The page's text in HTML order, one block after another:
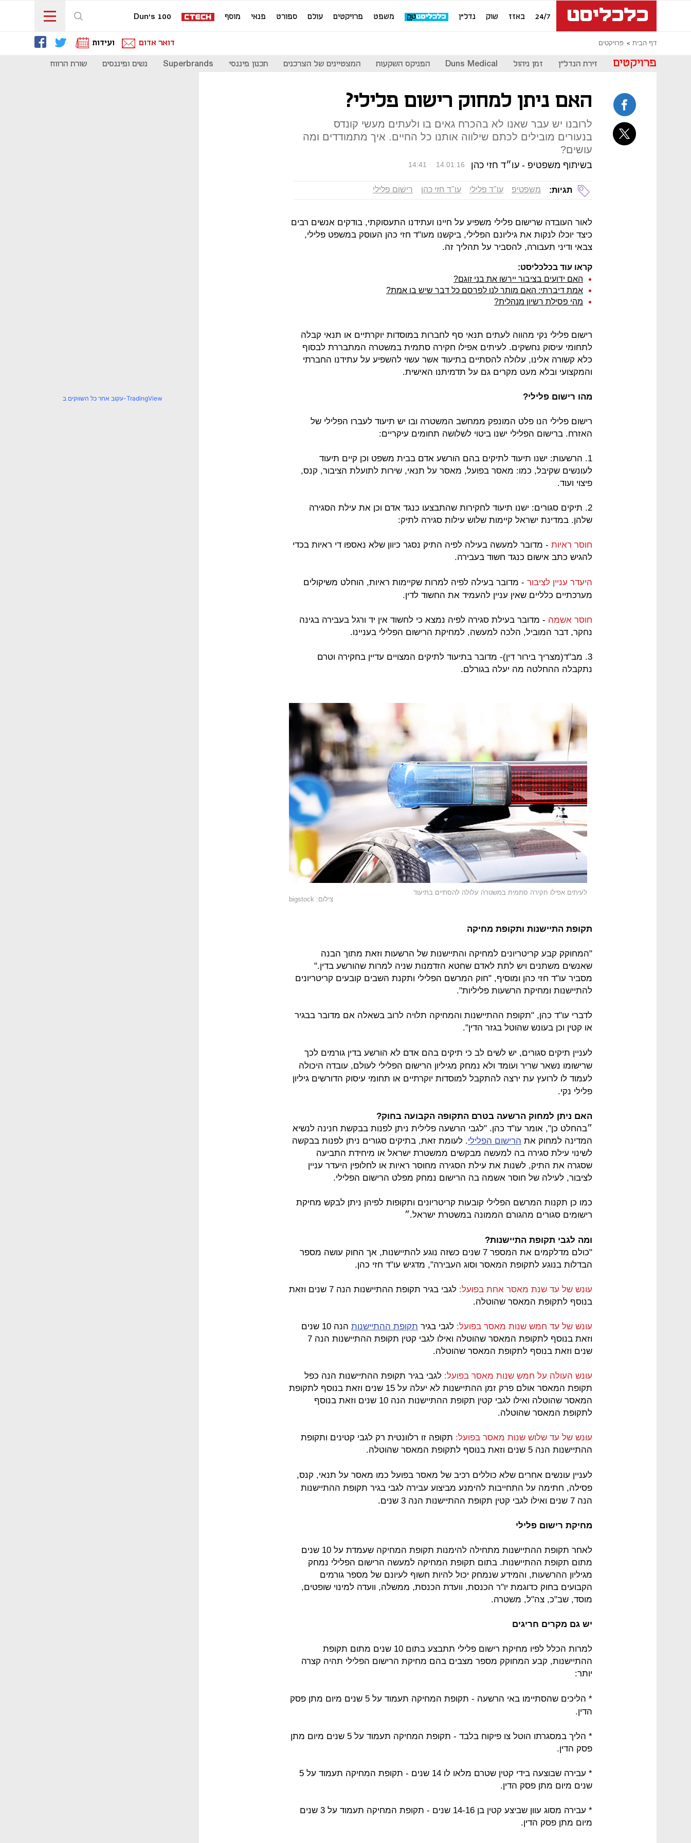
24/7 באזז שוק נדל"ן משפט פרויקטים עולם ספורט פנאי מוסף Dun's 100
דף הבית פרויקטים דואר אדום ועידות
פרויקטים זירת הנדל"ן זמן ניהול Duns Medical הפניקס השקעות המצטיינים של הצרכנים תכנון פיננסי Superbrands נשים ופיננסים שורת הרווח
האם ניתן למחוק רישום פלילי?
לרובנו יש עבר שאנו לא בהכרח גאים בו ולעתים מעשי קונדס
בנעורים מובילים לכתם שילווה אותנו כל החיים. איך מתמודדים ומה
עושים?
בשיתוף משפטיפ - עו״ד חזי כהן 14:41 14.01.16
תגיות: משפטיפ עו"ד פלילי​ ​עו"ד חזי כהן​ ​רישום פלילי
לאור העובדה שרישום פלילי משפיע על חיינו ועתידנו התעסוקתי, בודקים אנשים רבים
כיצד יוכלו לנקות את גיליונם הפלילי, ביקשנו מעו"ד חזי כהן העוסק במשפט פלילי,
צבאי ודיני תעבורה, להסביר על תהליך זה.
קראו עוד בכלכליסט:
האם ידועים בציבור יירשו את בני זוגם?
אמת דיברתי: האם מותר לנו לפרסם כל דבר שיש בו אמת?
מהי פסילת רשיון מנהלית?
רישום פלילי נקי מהווה לעתים תנאי סף לחברות במוסדות יוקרתיים או תנאי קבלה
לתחומי עיסוק נחשקים. לעיתים אפילו חקירה סתמית במשטרה המתבררת לבסוף
כלא קשורה אלינו, עלולה להסתיים בתיעוד אשר עשוי להשפיע על עתידנו החברתי
והמקצועי ובלא מעט מקרים גם על תדמיתנו האישית.
מהו רישום פלילי?
רישום פלילי הנו פלט המונפק ממחשב המשטרה ובו יש תיעוד לעברו הפלילי של
האזרח. ברישום הפלילי ישנו ביטוי לשלושה תחומים עיקריים:
1. הרשעות: ישנו תיעוד לתיקים בהם הורשע אדם בבית משפט וכן קיים תיעוד
לעונשים שקיבל, כמו: מאסר בפועל, מאסר על תנאי, שירות לתועלת הציבור, קנס,
פיצוי ועוד.
2. תיקים סגורים: ישנו תיעוד לחקירות שהתבצעו כנגד אדם וכן את עילת הסגירה
שלהן. במדינת ישראל קיימות שלוש עילות סגירה לתיק:
חוסר ראיות - מדובר למעשה בעילה לפיה התיק נסגר כיוון שלא נאספו די ראיות בכדי
להגיש כתב אישום כנגד חשוד בעבירה.
היעדר עניין לציבור - מדובר בעילה לפיה למרות שקיימות ראיות, הוחלט משיקולים
מערכתיים כלליים שאין עניין להעמיד את החשוד לדין.
חוסר אשמה - מדובר בעילת סגירה לפיה נמצא כי לחשוד אין יד ורגל בעבירה בגינה
נחקר, דבר המוביל, הלכה למעשה, למחיקת הרישום הפלילי בעניינו.
3. מב"ד(מצריך בירור דין)- מדובר בתיעוד לתיקים המצויים עדיין בחקירה וטרם
נתקבלה ההחלטה מה יעלה בגורלם.
לעיתים אפילו חקירה סתמית במשטרה עלולה להסתיים בתיעוד
צילום: bigstock
תקופת התיישנות ותקופת מחיקה
"המחוקק קבע קריטריונים למחיקה והתיישנות של הרשעות וזאת מתוך הבנה
שאנשים משתנים ויש לתת לאדם שחטא הזדמנות שניה למרות שהורשע בדין."
מסביר עו"ד חזי כהן ומוסיף, "חוק המרשם הפלילי ותקנת השבים קובעים קריטריונים
להתיישנות ומחיקת הרשעות פליליות".
לדברי עו"ד כהן, "תקופת ההתיישנות והמחיקה תלויה לרוב בשאלה אם מדובר בבגיר
או קטין וכן בעונש שהוטל בגזר הדין".
לעניין תיקים סגורים, יש לשים לב כי תיקים בהם אדם לא הורשע בדין גורמים לכך
שרישומו נשאר שריר ועומד ולא נמחק מגיליון הרישום הפלילי לעולם, עובדה היכולה
לעמוד לו לרועץ עת ירצה להתקבל למוסדות יוקרתיים או תחומי עיסוק הדורשים גיליון
פלילי נקי.
האם ניתן למחוק הרשעה בטרם התקופה הקבועה בחוק?
״בהחלט כן", אומר עו"ד כהן. "לגבי הרשעה פלילית ניתן לפנות בבקשת חנינה לנשיא
המדינה למחוק את הרישום הפלילי. לעומת זאת, בתיקים סגורים ניתן לפנות בבקשה
לשינוי עילת סגירה בה למעשה מבקשים ממשטרת ישראל או מיחידת התביעה
שסגרה את התיק, לשנות את עילת הסגירה מחוסר ראיות או לחלופין היעדר עניין
לציבור, לעילה של חוסר אשמה בה הרישום נמחק מפלט הרישום הפלילי.
כמו כן תקנות המרשם הפלילי קובעות קריטריונים ותקופות לפיהן ניתן לבקש מחיקת
רישומים סגורים מהגורם הממונה במשטרת ישראל.״
ומה לגבי תקופת התיישנות?
"כולם מדלקמים את המספר 7 שנים כשזה נוגע להתיישנות, אך החוק עושה מספר
הבדלות בנוגע לתקופת המאסר וסוג העבירה", מדגיש עו"ד חזי כהן.
עונש של עד שנת מאסר אחת בפועל:
לגבי בגיר תקופת ההתיישנות הנה 7 שנים וזאת
בנוסף לתקופת המאסר שהוטלה.
עונש של עד חמש שנות מאסר בפועל: לגבי בגיר תקופת ההתיישנות
הנה 10 שנים
וזאת בנוסף לתקופת המאסר שהוטלה ואילו לגבי קטין תקופת ההתיישנות הנה 7
שנים וזאת בנוסף לתקופת המאסר שהוטלה.
עונש העולה על חמש שנות מאסר בפועל: לגבי בגיר תקופת ההתיישנות הנה כפל
תקופת המאסר אולם פרק זמן ההתיישנות לא יעלה על 15 שנים וזאת בנוסף לתקופת
המאסר שהוטלה ואילו לגבי קטין תקופת ההתיישנות הנה 10 שנים וזאת בנוסף
לתקופת המאסר שהוטלה.
עונש של עד שלוש שנות מאסר בפועל: תקופה זו רלוונטית רק לגבי קטינים ותקופת
ההתיישנות הנה 5 שנים וזאת בנוסף לתקופת המאסר שהוטלה.
לעניין עונשים אחרים שלא כוללים רכיב של מאסר בפועל כמו מאסר על תנאי, קנס,
פסילה, חתימה על התחייבות להימנע מביצוע עבירה לגבי בגיר תקופת ההתיישנות
הנה 7 שנים ואילו לגבי קטין תקופת ההתיישנות הנה 3 שנים.
מחיקת רישום פלילי
לאחר תקופת ההתיישנות מתחילה להימנות תקופת המחיקה שעמדת על 10 שנים
מתום תקופת ההתיישנות. בתום תקופת המחיקה למעשה הרישום הפלילי נמחק
מגיליון ההרשעות, והמידע שנמחק יכול להיות חשוף לעיונם של מספר גורמים
הקבועים בחוק כדוגמת יו"ר הכנסת, וועדת הכנסת, ממשלה, וועדה למינוי שופטים,
מוסד, שב"כ, צה"ל, משטרה.
יש גם מקרים חריגים
למרות הכלל לפיו מחיקת רישום פלילי תתבצע בתום 10 שנים מתום תקופת
ההתיישנות, קבע המחוקק מספר מצבים בהם מחיקת הרישום הפלילי תהיה קצרה
יותר:
* הליכים שהסתיימו באי הרשעה - תקופת המחיקה תעמוד על 5 שנים מיום מתן פסק
הדין.
* הליך במסגרתו הוטל צו פיקוח בלבד - תקופת המחיקה תעמוד על 5 שנים מיום מתן
פסק הדין.
* עבירה שבוצעה בידי קטין שטרם מלאו לו 14 שנים - תקופת המחיקה תעמוד על 5
שנים מיום מתן פסק הדין.
* עבירה מסוג עוון שביצע קטין בן 14-16 שנים - תקופת המחיקה תעמוד על 3 שנים
מיום מתן פסק הדין.
עקוב אחר כל השווקים ב-TradingView